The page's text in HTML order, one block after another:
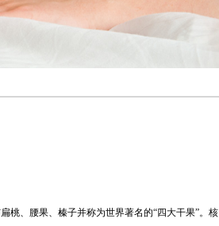
桃、腰果、榛子并称为世界著名的“四大干果”。核